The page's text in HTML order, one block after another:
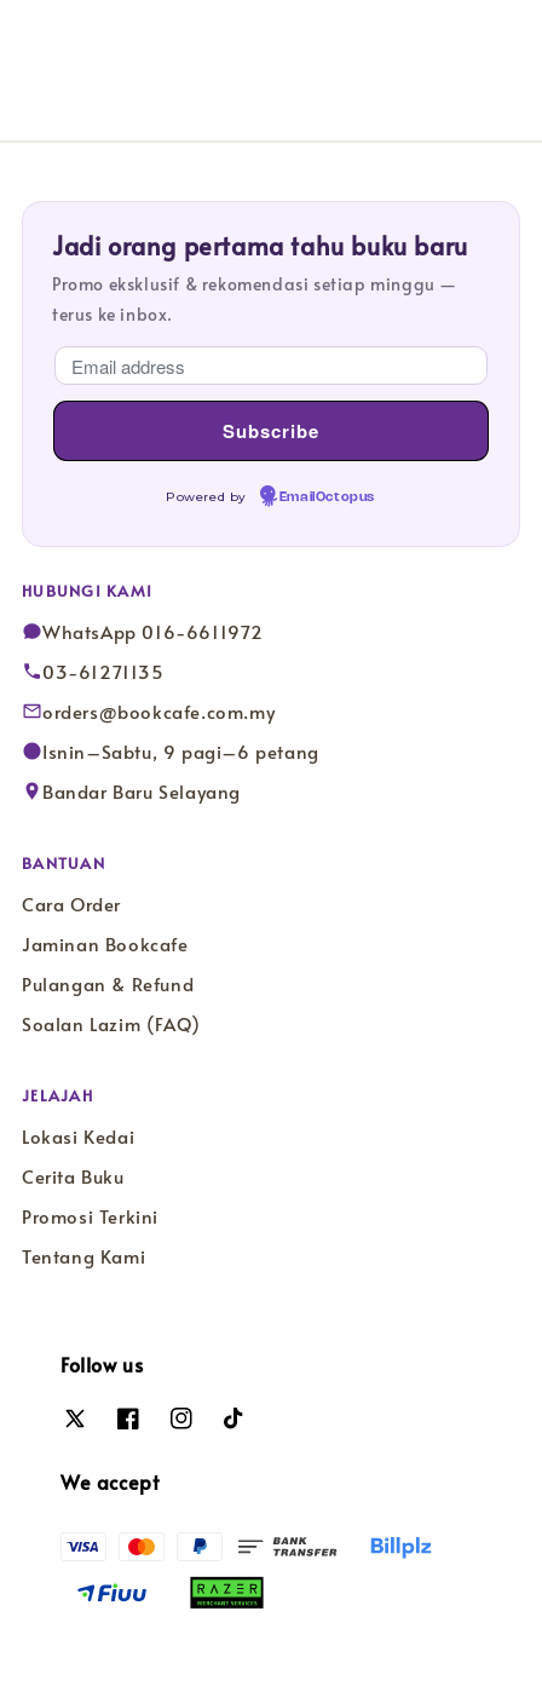
Jadi orang pertama tahu buku baru
Promo eksklusif & rekomendasi setiap minggu —
terus ke inbox.
Powered by EmailOctopus
HUBUNGI KAMI
WhatsApp 016-6611972
03-61271135
orders@bookcafe.com.my
Isnin–Sabtu, 9 pagi–6 petang
Bandar Baru Selayang
BANTUAN
Cara Order
Jaminan Bookcafe
Pulangan & Refund
Soalan Lazim (FAQ)
JELAJAH
Lokasi Kedai
Cerita Buku
Promosi Terkini
Tentang Kami
Follow us
We accept